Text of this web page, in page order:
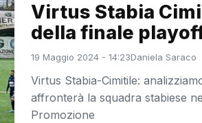
Virtus Stabia
della finale
19 Maggio 2024 - 14:23Daniela Saraco
Virtus Stabia-Cimitile:
affronterà la squadra stabiese
Promozione